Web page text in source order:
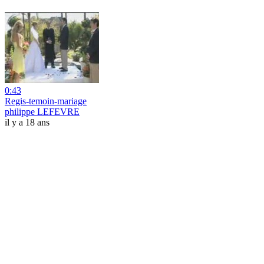
0:43
Regis-temoin-mariage
philippe LEFEVRE
il y a 18 ans